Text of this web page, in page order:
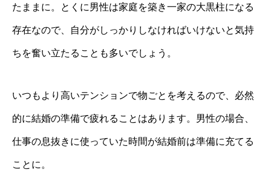
たままに。とくに男性は家庭を築き一家の大黒柱になる
存在なので、自分がしっかりしなければいけないと気持
ちを奮い立たることも多いでしょう。
いつもより高いテンションで物ごとを考えるので、必然
的に結婚の準備で疲れることはあります。男性の場合、
仕事の息抜きに使っていた時間が結婚前は準備に充てる
ことに。